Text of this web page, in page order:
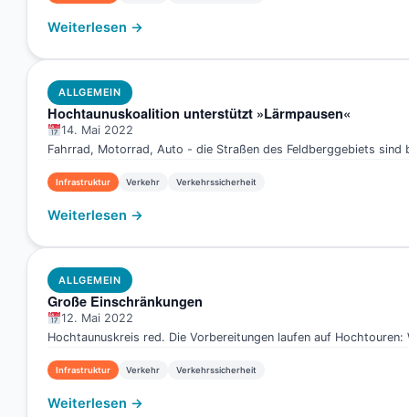
Weiterlesen →
ALLGEMEIN
Hochtaunuskoalition unterstützt »Lärmpausen«
14. Mai 2022
Fahrrad, Motorrad, Auto - die Straßen des Feldberggebiets sind
Infrastruktur Verkehr Verkehrssicherheit
Weiterlesen →
ALLGEMEIN
Große Einschränkungen
12. Mai 2022
Hochtaunuskreis red. Die Vorbereitungen laufen auf
Infrastruktur Verkehr Verkehrssicherheit
Weiterlesen →